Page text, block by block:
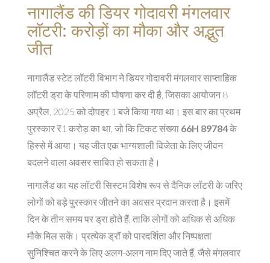
नागालैंड की डियर गोदावरी मंगलवार
लॉटरी: करोड़ों का मौका और अद्भुत
जीत
नागालैंड स्टेट लॉटरी विभाग ने डियर गोदावरी मंगलवार साप्ताहिक
लॉटरी ड्रा के परिणाम की घोषणा कर दी है, जिसका आयोजन 8
अप्रैल, 2025 को दोपहर 1 बजे किया गया था। इस बार का प्रथम
पुरस्कार ₹1 करोड़ का था, जो कि टिकट संख्या 66H 89784के
हिस्से में आया। यह जीत एक भाग्यशाली विजेता के लिए जीवन
बदलने वाला अवसर साबित हो सकता है।
नागालैंड का यह लॉटरी सिस्टम विशेष रूप से दैनिक लॉटरी के जरिए
लोगों को बड़े पुरस्कार जीतने का अवसर प्रदान करता है। इसमें
दिन के तीन समय पर ड्रा होते हैं, ताकि लोगों को अधिक से अधिक
मौके मिल सकें। प्रत्येक ड्रॉ को पारदर्शिता और निष्पक्षता
सुनिश्चित करने के लिए अलग-अलग नाम दिए जाते हैं, जैसे मंगलवार